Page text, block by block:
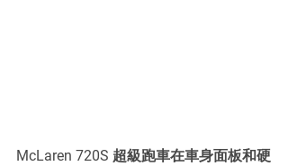
McLaren 720S 超級跑車在車身面板和硬